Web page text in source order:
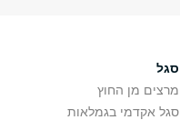
סגל
מרצים מן החוץ
סגל אקדמי בגמלאות